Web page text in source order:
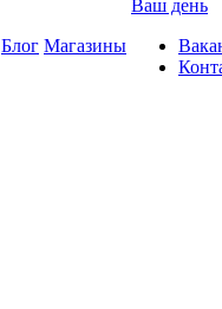
Блог Магазины
Ваш день